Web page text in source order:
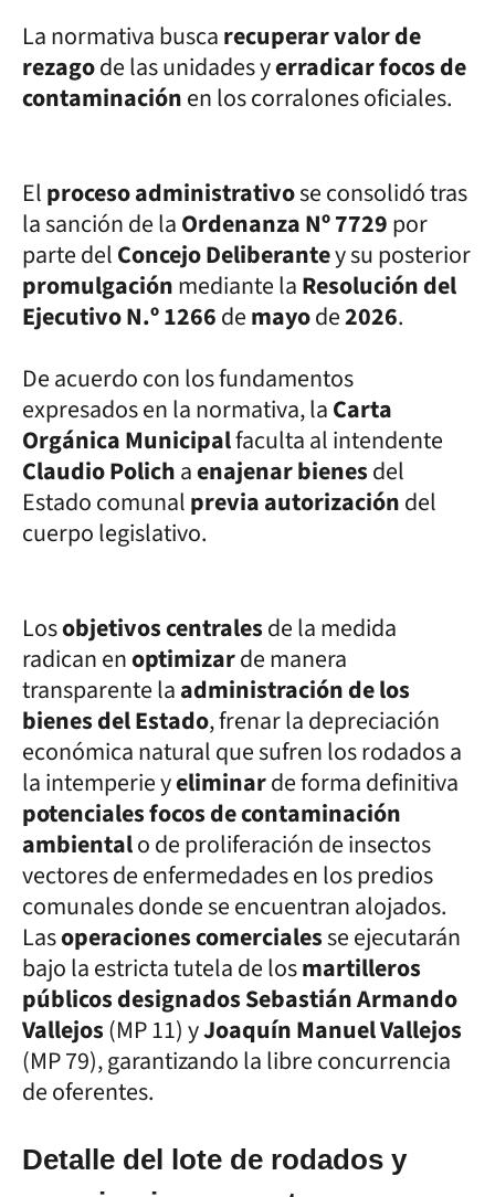
La normativa buscarecuperar valor de
rezagode las unidades yerradicar focos de
contaminaciónen los corralones oficiales.
Elproceso administrativose consolidó tras
la sanción de laOrdenanza Nº 7729por
parte delConcejo Deliberantey su posterior
promulgaciónmediante laResolución del
Ejecutivo N.º 1266demayode2026.
De acuerdo con los fundamentos
expresados en la normativa, laCarta
Orgánica Municipalfaculta al intendente
Claudio Polichaenajenar bienesdel
Estado comunalprevia autorizacióndel
cuerpo legislativo.
Losobjetivos centralesde la medida
radican enoptimizarde manera
transparente laadministración de los
bienes del Estado, frenar la depreciación
económica natural que sufren los rodados a
la intemperie yeliminarde forma definitiva
potenciales focos de contaminación
ambientalo de proliferación de insectos
vectores de enfermedades en los predios
comunales donde se encuentran alojados.
Lasoperaciones comercialesse ejecutarán
bajo la estricta tutela de losmartilleros
públicos designados Sebastián Armando
Vallejos(MP 11) yJoaquín Manuel Vallejos
(MP 79), garantizando la libre concurrencia
de oferentes.
Detalle del lote de rodados y